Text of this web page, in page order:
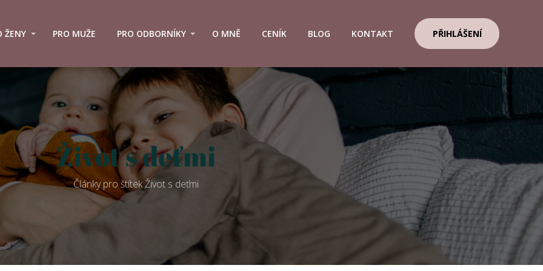
ŽENY PRO MUŽE PRO ODBORNÍKY O MNĚ CENÍK BLOG KONTAKT PŘIHLÁŠENÍ
Život s deťmi
Články pro štítek Život s deťmi